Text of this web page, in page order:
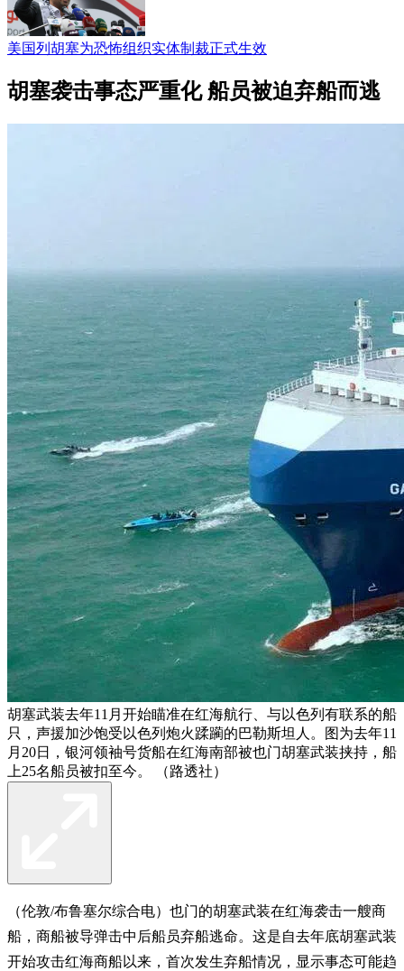
美国列胡塞为恐怖组织实体制裁正式生效
胡塞袭击事态严重化 船员被迫弃船而逃
胡塞武装去年11月开始瞄准在红海航行、与以色列有联系的船
只，声援加沙饱受以色列炮火蹂躏的巴勒斯坦人。图为去年11
月20日，银河领袖号货船在红海南部被也门胡塞武装挟持，船
上25名船员被扣至今。 （路透社）
（伦敦/布鲁塞尔综合电）也门的胡塞武装在红海袭击一艘商
船，商船被导弹击中后船员弃船逃命。这是自去年底胡塞武装
开始攻击红海商船以来，首次发生弃船情况，显示事态可能趋